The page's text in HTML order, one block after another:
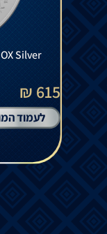
Silver
615 ₪
לעמוד